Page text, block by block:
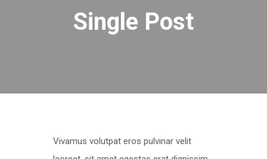
Single Post
Vivamus volutpat eros pulvinar velit